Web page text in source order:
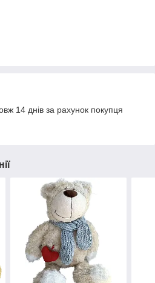
14 днів за рахунок покупця